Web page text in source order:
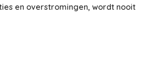
en overstromingen, wordt nooit